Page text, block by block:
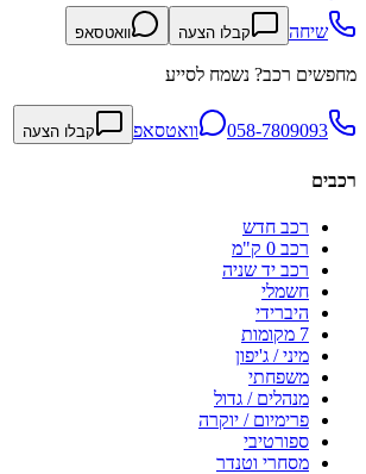
שיחה קבלו הצעה וואטסאפ
מחפשים רכב? נשמח לסייע
058-7809093 וואטסאפ קבלו הצעה
רכבים
רכב חדש
רכב 0 ק"מ
רכב יד שניה
חשמלי
היברידי
7 מקומות
מיני / ג'יפון
משפחתי
מנהלים / גדול
פרימיום / יוקרה
ספורטיבי
מסחרי וטנדר